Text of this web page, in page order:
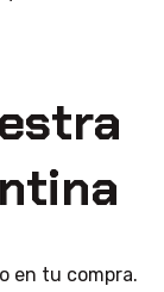
en tu compra.